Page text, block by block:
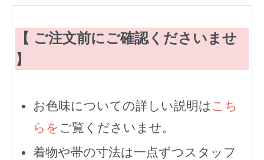
【 ご注文前にご確認くださいませ
】
お色味についての詳しい説明は こち
らを ご覧くださいませ。
着物や帯の寸法は一点ずつスタッフ